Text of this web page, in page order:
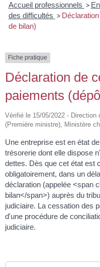
Accueil professionnels >
des difficultés >
de bilan)
Fiche pratique
Déclaration de
paiements
Vérifié le 15/05/2022 -
(Première ministre), Ministère
Une entreprise est en état
trésorerie dont elle dispose
dettes. Dès que cet état est
obligatoirement, dans un
déclaration (appelée <span
bilan</span>) auprès du
judiciaire. La cessation des
d'une procédure de
judiciaire.